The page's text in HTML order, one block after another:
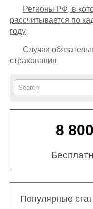
Регионы РФ, в
рассчитывается по
году
Случаи
страхования
Search
8
Популярные